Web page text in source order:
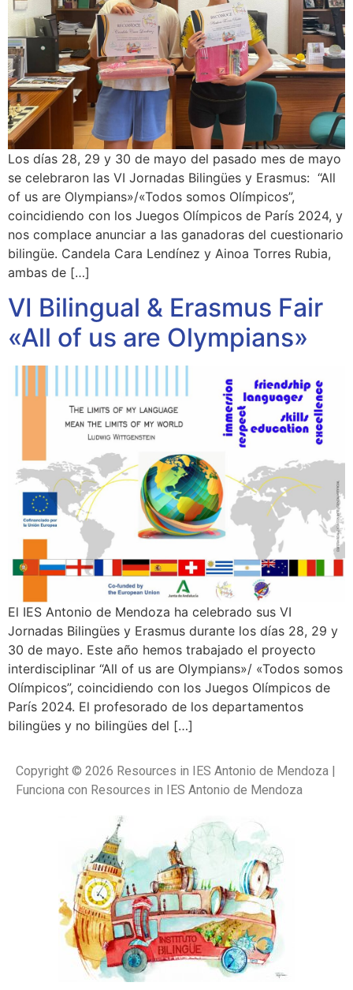
Los días 28, 29 y 30 de mayo del pasado mes de mayo
se celebraron las VI Jornadas Bilingües y Erasmus: “All
of us are Olympians»/«Todos somos Olímpicos”,
coincidiendo con los Juegos Olímpicos de París 2024, y
nos complace anunciar a las ganadoras del cuestionario
bilingüe. Candela Cara Lendínez y Ainoa Torres Rubia,
ambas de […]
VI Bilingual & Erasmus Fair
«All of us are Olympians»
El IES Antonio de Mendoza ha celebrado sus VI
Jornadas Bilingües y Erasmus durante los días 28, 29 y
30 de mayo. Este año hemos trabajado el proyecto
interdisciplinar “All of us are Olympians»/ «Todos somos
Olímpicos”, coincidiendo con los Juegos Olímpicos de
París 2024. El profesorado de los departamentos
bilingües y no bilingües del […]
Copyright © 2026 Resources in IES Antonio de Mendoza |
Funciona con Resources in IES Antonio de Mendoza